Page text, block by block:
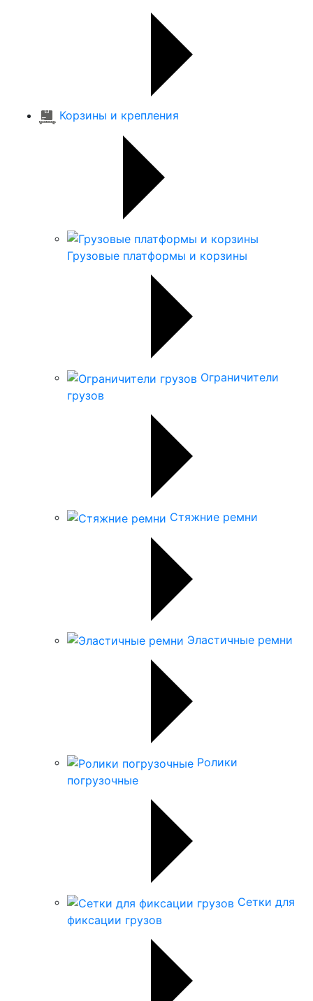
Корзины и крепления
Грузовые платформы и корзины
Ограничители
грузов
Стяжние ремни
Эластичные ремни
Ролики
погрузочные
Сетки для
фиксации грузов